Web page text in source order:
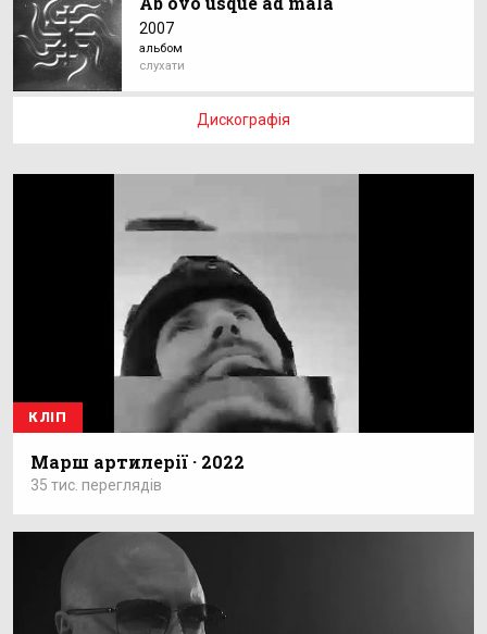
2007
альбом
слухати
Дискографія
КЛІП
Марш артилерії · 2022
35 тис. переглядів